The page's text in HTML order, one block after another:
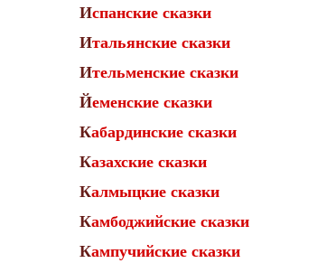
Испанские сказки
Итальянские сказки
Ительменские сказки
Йеменские сказки
Кабардинские сказки
Казахские сказки
Калмыцкие сказки
Камбоджийские сказки
Кампучийские сказки